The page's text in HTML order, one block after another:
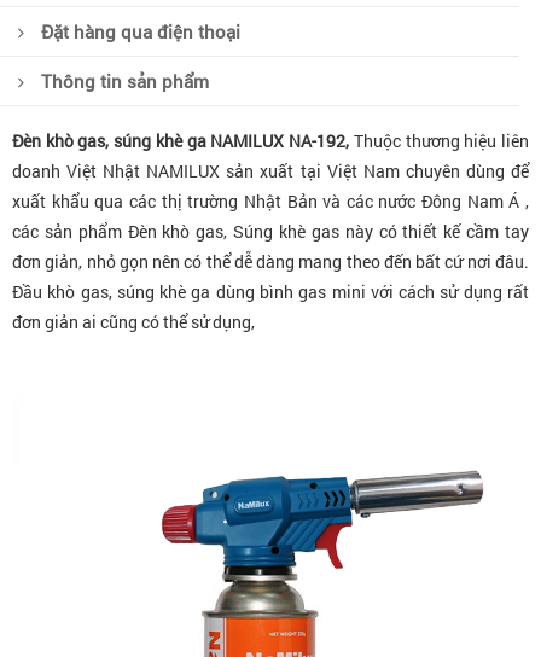
Đặt hàng qua điện thoại
Thông tin sản phẩm
Đèn khò gas, súng khè ga NAMILUX NA-192, Thuộc thương hiệu liên
doanh Việt Nhật NAMILUX sản xuất tại Việt Nam chuyên dùng để
xuất khẩu qua các thị trường Nhật Bản và các nước Đông Nam Á ,
các sản phẩm Đèn khò gas, Súng khè gas này có thiết kế cầm tay
đơn giản, nhỏ gọn nên có thể dễ dàng mang theo đến bất cứ nơi đâu.
Đầu khò gas, súng khè ga dùng bình gas mini với cách sử dụng rất
đơn giản ai cũng có thể sử dụng,